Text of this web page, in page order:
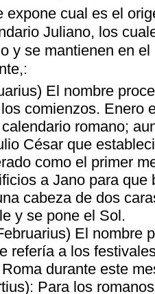
expone cual es el
Juliano, los
y se mantienen en
El nombre
comienzos. Enero
romano;
César que
como el primer
a Jano para que
cabeza de dos
y se pone el Sol.
El nombre
refería a los
durante este
Para los